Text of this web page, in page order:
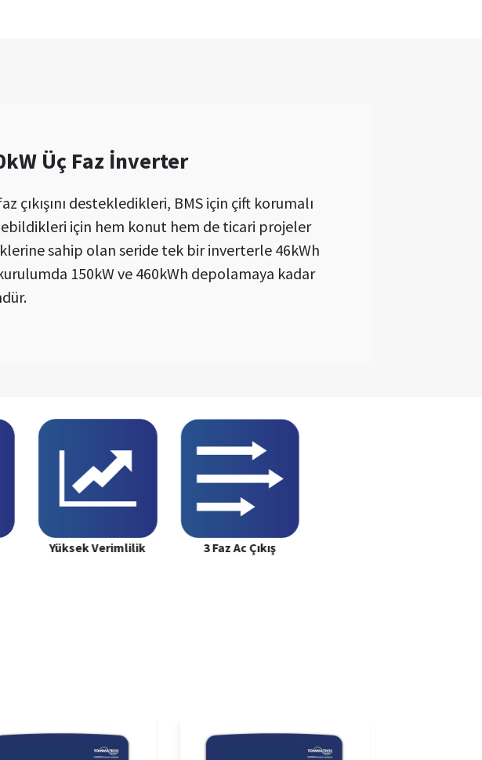
Üç Faz İnverter
çıkışını destekledikleri, BMS için çift korumalı
için hem konut hem de ticari projeler
sahip olan seride tek bir inverterle 46kWh
150kW ve 460kWh depolamaya kadar
Yüksek Verimlilik 3 Faz Ac Çıkış